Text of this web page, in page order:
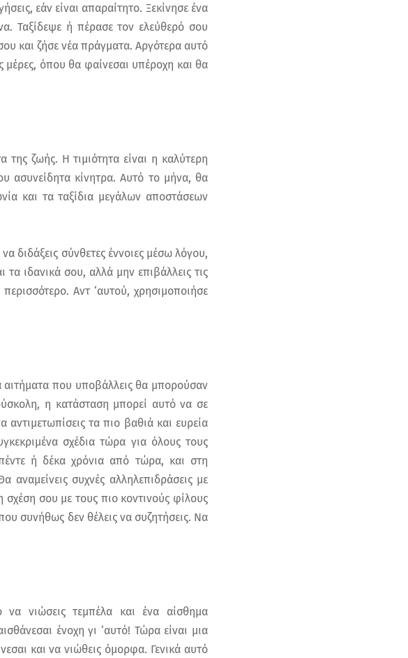
εάν είναι απαραίτητο. Ξεκίνησε ένα
Ταξίδεψε ή πέρασε τον ελεύθερό σου
και ζήσε νέα πράγματα. Αργότερα αυτό
μέρες, όπου θα φαίνεσαι υπέροχη και θα
της ζωής. Η τιμιότητα είναι η καλύτερη
ασυνείδητα κίνητρα. Αυτό το μήνα, θα
και τα ταξίδια μεγάλων αποστάσεων
διδάξεις σύνθετες έννοιες μέσω λόγου,
τα ιδανικά σου, αλλά μην επιβάλλεις τις
Αντ ‘αυτού, χρησιμοποιήσε
αιτήματα που υποβάλλεις θα μπορούσαν
η κατάσταση μπορεί αυτό να σε
αντιμετωπίσεις τα πιο βαθιά και ευρεία
σχέδια τώρα για όλους τους
ή δέκα χρόνια από τώρα, και στη
συχνές αλληλεπιδράσεις με
σχέση σου με τους πιο κοντινούς φίλους
συνήθως δεν θέλεις να συζητήσεις. Να
να νιώσεις τεμπέλα και ένα αίσθημα
ένοχη γι ‘αυτό! Τώρα είναι μια
και να νιώθεις όμορφα. Γενικά αυτό